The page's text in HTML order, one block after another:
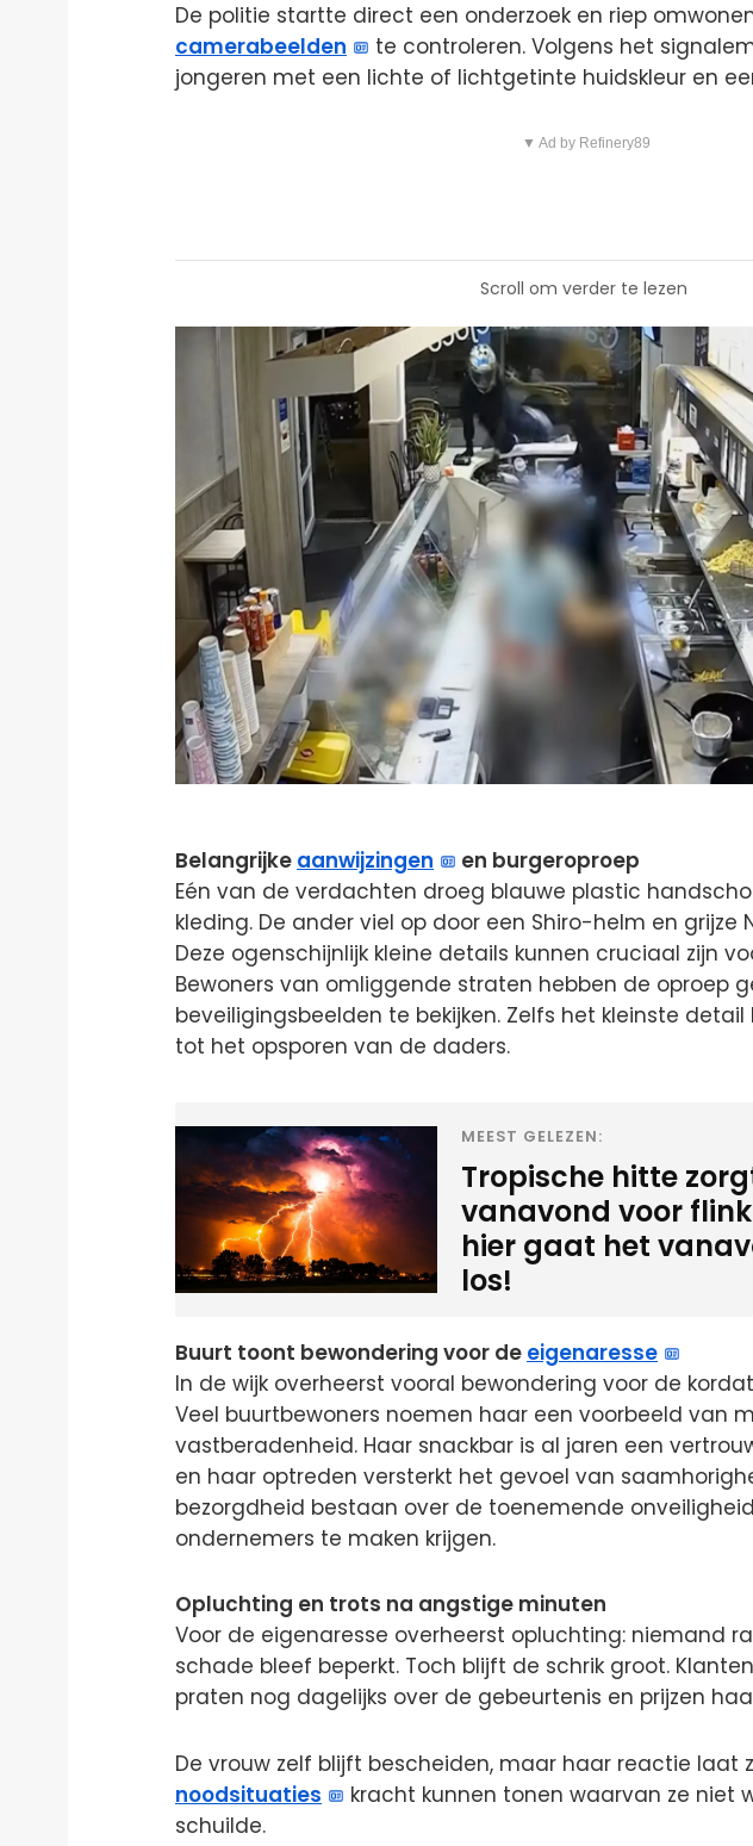
De politie startte direct een onderzoek en riep
camerabeelden
te controleren. Volgens het
jongeren met een lichte of lichtgetinte huidskleur en
▼ Ad by Refinery89
Scroll om verder te lezen
Belangrijke aanwijzingen
en burgeroproep
Eén van de verdachten droeg blauwe plastic
kleding. De ander viel op door een Shiro-helm en grijze
Deze ogenschijnlijk kleine details kunnen cruciaal zijn
Bewoners van omliggende straten hebben de oproep
beveiligingsbeelden te bekijken. Zelfs het kleinste
tot het opsporen van de daders.
MEEST GELEZEN:
Tropische hitte
vanavond voor
hier gaat het
los!
Buurt toont bewondering voor de eigenaresse
In de wijk overheerst vooral bewondering voor de
Veel buurtbewoners noemen haar een voorbeeld van
vastberadenheid. Haar snackbar is al jaren een
en haar optreden versterkt het gevoel van
bezorgdheid bestaan over de toenemende
ondernemers te maken krijgen.
Opluchting en trots na angstige minuten
Voor de eigenaresse overheerst opluchting: niemand
schade bleef beperkt. Toch blijft de schrik groot.
praten nog dagelijks over de gebeurtenis en prijzen
De vrouw zelf blijft bescheiden, maar haar reactie laat
noodsituaties
kracht kunnen tonen waarvan ze niet
schuilde.